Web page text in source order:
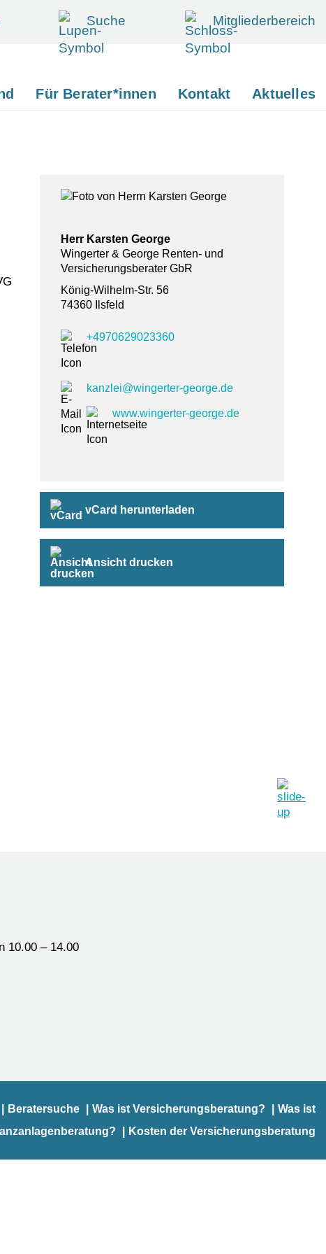
Suche Mitgliederbereich
Für Berater*innen Kontakt Aktuelles
Herr Karsten George
Wingerter & George Renten- und
Versicherungsberater GbR
König-Wilhelm-Str. 56
74360 Ilsfeld
+4970629023360
kanzlei@wingerter-george.de
www.wingerter-george.de
vCard herunterladen
Ansicht drucken
10.00 – 14.00
Beratersuche Was ist Versicherungsberatung?
Was ist
Kosten der Versicherungsberatung